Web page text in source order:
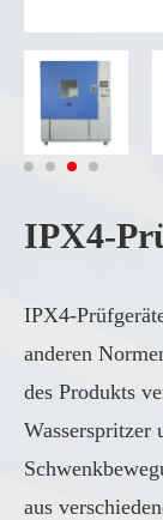
IPX4-
IPX4-
anderen
des Produkts
Wasserspritzer
aus